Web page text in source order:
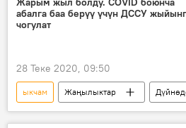
абалга баа берүү үчүн ДССУ
чогулат
28 Теке 2020, 09:50
ыкчам Жаңылыктар
Коом